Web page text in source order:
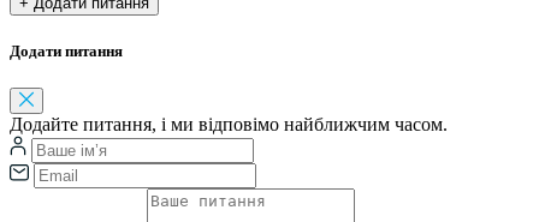
Додати питання
Додайте питання, і ми відповімо найближчим часом.